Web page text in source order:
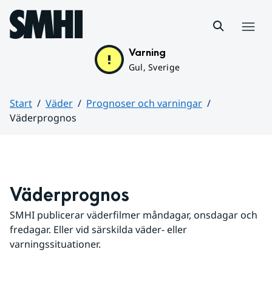
Hoppa till sidans innehåll
Varning
Gul, Sverige
Start Väder
Prognoser och varningar
Väderprognos
Väderprognos
SMHI publicerar väderfilmer måndagar, onsdagar och
fredagar. Eller vid särskilda väder- eller
varningssituationer.